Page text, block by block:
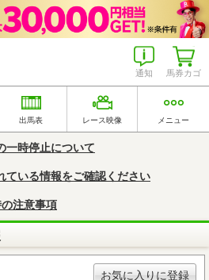
馬券カゴ
通知
出馬表 レース映像 メニュー
一時停止について
ている情報をご確認ください
注意事項
お気に入りに登録